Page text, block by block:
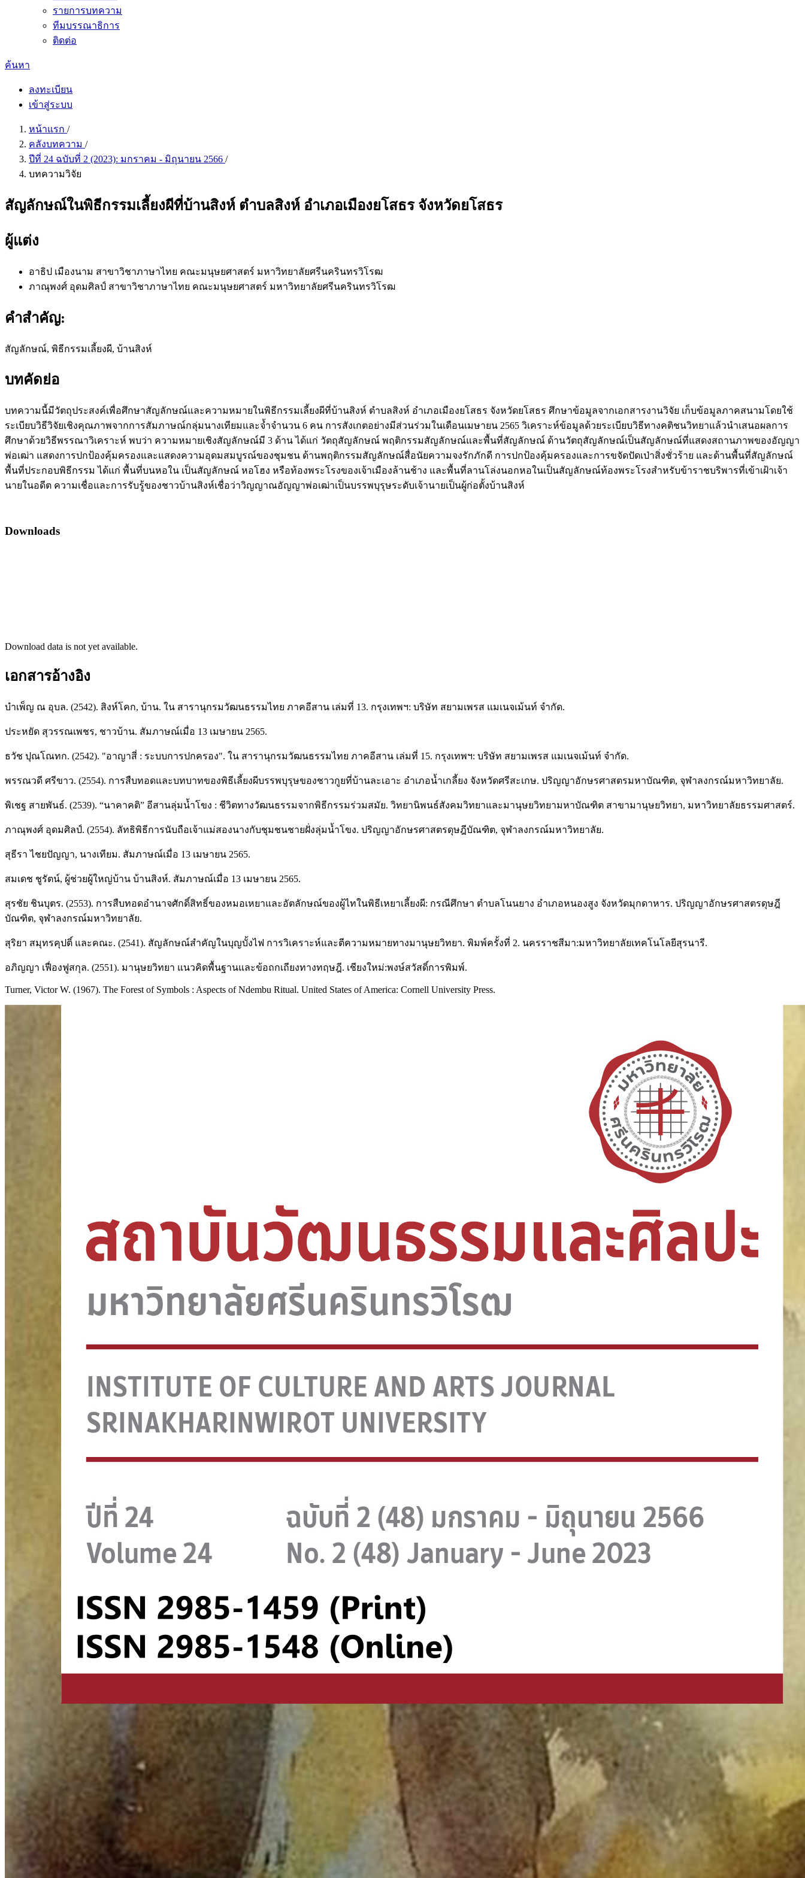
รายการบทความ
ทีมบรรณาธิการ
ติดต่อ
ค้นหา
ลงทะเบียน
เข้าสู่ระบบ
หน้าแรก /
คลังบทความ /
ปีที่ 24 ฉบับที่ 2 (2023): มกราคม - มิถุนายน 2566 /
บทความวิจัย
สัญลักษณ์ในพิธีกรรมเลี้ยงผีที่บ้านสิงห์ ตำบลสิงห์ อำเภอเมืองยโสธร จังหวัดยโสธร
ผู้แต่ง
อาธิป เมืองนาม สาขาวิชาภาษาไทย คณะมนุษยศาสตร์ มหาวิทยาลัยศรีนครินทรวิโรฒ
ภาณุพงศ์ อุดมศิลป์ สาขาวิชาภาษาไทย คณะมนุษยศาสตร์ มหาวิทยาลัยศรีนครินทรวิโรฒ
คำสำคัญ:
สัญลักษณ์, พิธีกรรมเลี้ยงผี, บ้านสิงห์
บทคัดย่อ
บทความนี้มีวัตถุประสงค์เพื่อศึกษาสัญลักษณ์และความหมายในพิธีกรรมเลี้ยงผีที่บ้านสิงห์ ตำบลสิงห์ อำเภอเมืองยโสธร จังหวัดยโสธร ศึกษาข้อมูลจากเอกสารงานวิจัย เก็บข้อมูลภาคสนามโดยใช้
ระเบียบวิธีวิจัยเชิงคุณภาพจากการสัมภาษณ์กลุ่มนางเทียมและจ้ำจำนวน 6 คน การสังเกตอย่างมีส่วนร่วมในเดือนเมษายน 2565 วิเคราะห์ข้อมูลด้วยระเบียบวิธีทางคติชนวิทยาแล้วนำเสนอผลการ
ศึกษาด้วยวิธีพรรณาวิเคราะห์ พบว่า ความหมายเชิงสัญลักษณ์มี 3 ด้าน ได้แก่ วัตถุสัญลักษณ์ พฤติกรรมสัญลักษณ์และพื้นที่สัญลักษณ์ ด้านวัตถุสัญลักษณ์เป็นสัญลักษณ์ที่แสดงสถานภาพของอัญญา
พ่อเฒ่า แสดงการปกป้องคุ้มครองและแสดงความอุดมสมบูรณ์ของชุมชน ด้านพฤติกรรมสัญลักษณ์สื่อนัยความจงรักภักดี การปกป้องคุ้มครองและการขจัดปัดเป่าสิ่งชั่วร้าย และด้านพื้นที่สัญลักษณ์
พื้นที่ประกอบพิธีกรรม ได้แก่ พื้นที่บนหอใน เป็นสัญลักษณ์ หอโฮง หรือท้องพระโรงของเจ้าเมืองล้านช้าง และพื้นที่ลานโล่งนอกหอในเป็นสัญลักษณ์ท้องพระโรงสำหรับข้าราชบริพารที่เข้าเฝ้าเจ้า
นายในอดีต ความเชื่อและการรับรู้ของชาวบ้านสิงห์เชื่อว่าวิญญาณอัญญาพ่อเฒ่าเป็นบรรพบุรุษระดับเจ้านายเป็นผู้ก่อตั้งบ้านสิงห์
Downloads
Download data is not yet available.
เอกสารอ้างอิง
บำเพ็ญ ณ อุบล. (2542). สิงห์โคก, บ้าน. ใน สารานุกรมวัฒนธรรมไทย ภาคอีสาน เล่มที่ 13. กรุงเทพฯ: บริษัท สยามเพรส แมเนจเม้นท์ จำกัด.
ประหยัด สุวรรณเพชร, ชาวบ้าน. สัมภาษณ์เมื่อ 13 เมษายน 2565.
ธวัช ปุณโณทก. (2542). "อาญาสี่ : ระบบการปกครอง". ใน สารานุกรมวัฒนธรรมไทย ภาคอีสาน เล่มที่ 15. กรุงเทพฯ: บริษัท สยามเพรส แมเนจเม้นท์ จำกัด.
พรรณวดี ศรีขาว. (2554). การสืบทอดและบทบาทของพิธีเลี้ยงผีบรรพบุรุษของชาวกูยที่บ้านละเอาะ อำเภอน้ำเกลี้ยง จังหวัดศรีสะเกษ. ปริญญาอักษรศาสตรมหาบัณฑิต, จุฬาลงกรณ์มหาวิทยาลัย.
พิเชฐ สายพันธ์. (2539). “นาคาคติ” อีสานลุ่มน้ำโขง : ชีวิตทางวัฒนธรรมจากพิธีกรรมร่วมสมัย. วิทยานิพนธ์สังคมวิทยาและมานุษยวิทยามหาบัณฑิต สาขามานุษยวิทยา, มหาวิทยาลัยธรรมศาสตร์.
ภาณุพงศ์ อุดมศิลป์. (2554). ลัทธิพิธีการนับถือเจ้าแม่สองนางกับชุมชนชายฝั่งลุ่มน้ำโขง. ปริญญาอักษรศาสตรดุษฎีบัณฑิต, จุฬาลงกรณ์มหาวิทยาลัย.
สุธีรา ไชยปัญญา, นางเทียม. สัมภาษณ์เมื่อ 13 เมษายน 2565.
สมเดช ชูรัตน์, ผู้ช่วยผู้ใหญ่บ้าน บ้านสิงห์. สัมภาษณ์เมื่อ 13 เมษายน 2565.
สุรชัย ชินบุตร. (2553). การสืบทอดอำนาจศักดิ์สิทธิ์ของหมอเหยาและอัตลักษณ์ของผู้ไทในพิธีเหยาเลี้ยงผี: กรณีศึกษา ตำบลโนนยาง อำเภอหนองสูง จังหวัดมุกดาหาร. ปริญญาอักษรศาสตรดุษฎี
บัณฑิต, จุฬาลงกรณ์มหาวิทยาลัย.
สุริยา สมุทรคุปติ์ และคณะ. (2541). สัญลักษณ์สำคัญในบุญบั้งไฟ การวิเคราะห์และตีความหมายทางมานุษยวิทยา. พิมพ์ครั้งที่ 2. นครราชสีมา:มหาวิทยาลัยเทคโนโลยีสุรนารี.
อภิญญา เฟื่องฟูสกุล. (2551). มานุษยวิทยา แนวคิดพื้นฐานและข้อถกเถียงทางทฤษฎี. เชียงใหม่:พงษ์สวัสดิ์การพิมพ์.
Turner, Victor W. (1967). The Forest of Symbols : Aspects of Ndembu Ritual. United States of America: Cornell University Press.